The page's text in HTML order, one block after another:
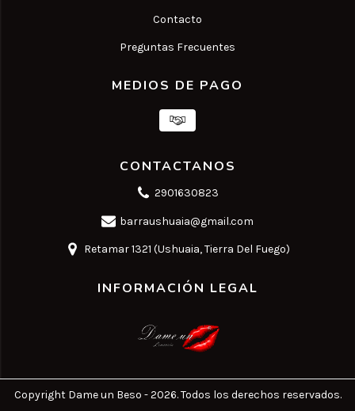
Contacto
Preguntas Frecuentes
MEDIOS DE PAGO
CONTACTANOS
2901630823
barraushuaia@gmail.com
Retamar 1321 (Ushuaia, Tierra Del Fuego)
INFORMACIÓN LEGAL
Copyright Dame un Beso - 2026. Todos los derechos reservados.